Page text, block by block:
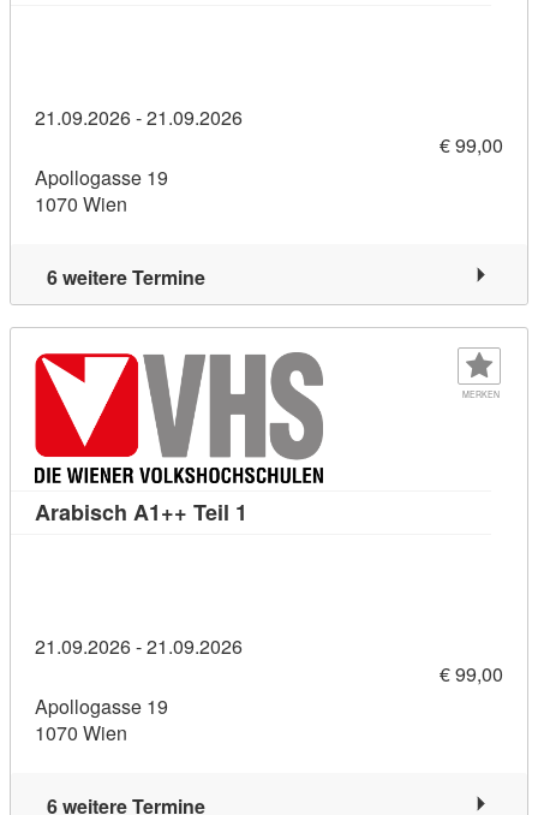
21.09.2026 - 21.09.2026
€ 99,00
Apollogasse 19
1070 Wien
6 weitere Termine
MERKEN
Arabisch A1++ Teil 1
21.09.2026 - 21.09.2026
€ 99,00
Apollogasse 19
1070 Wien
6 weitere Termine